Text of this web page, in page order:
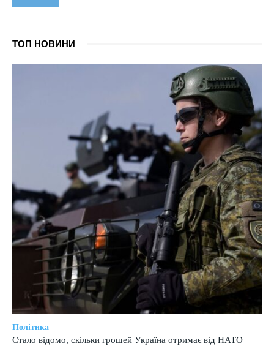
ТОП НОВИНИ
Політика
Стало відомо, скільки грошей Україна отримає від НАТО